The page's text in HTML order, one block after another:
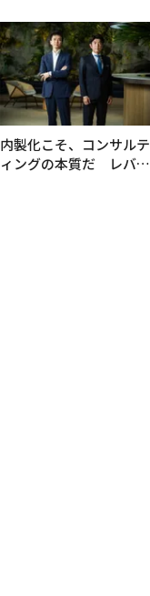
内製化こそ、コンサルテ
ィングの本質だ レバレ